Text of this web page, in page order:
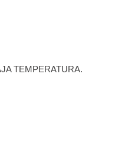
TEMPERATURA.